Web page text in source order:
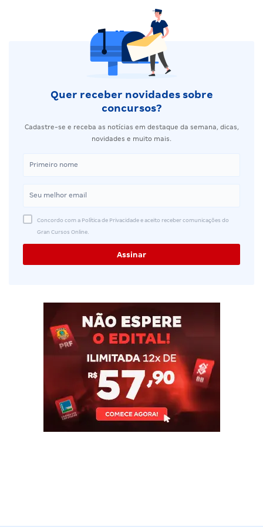
Quer receber novidades sobre
concursos?
Cadastre-se e receba as notícias em destaque da semana, dicas,
novidades e muito mais.
Concordo com a Política de Privacidade e aceito receber comunicações do
Gran Cursos Online.